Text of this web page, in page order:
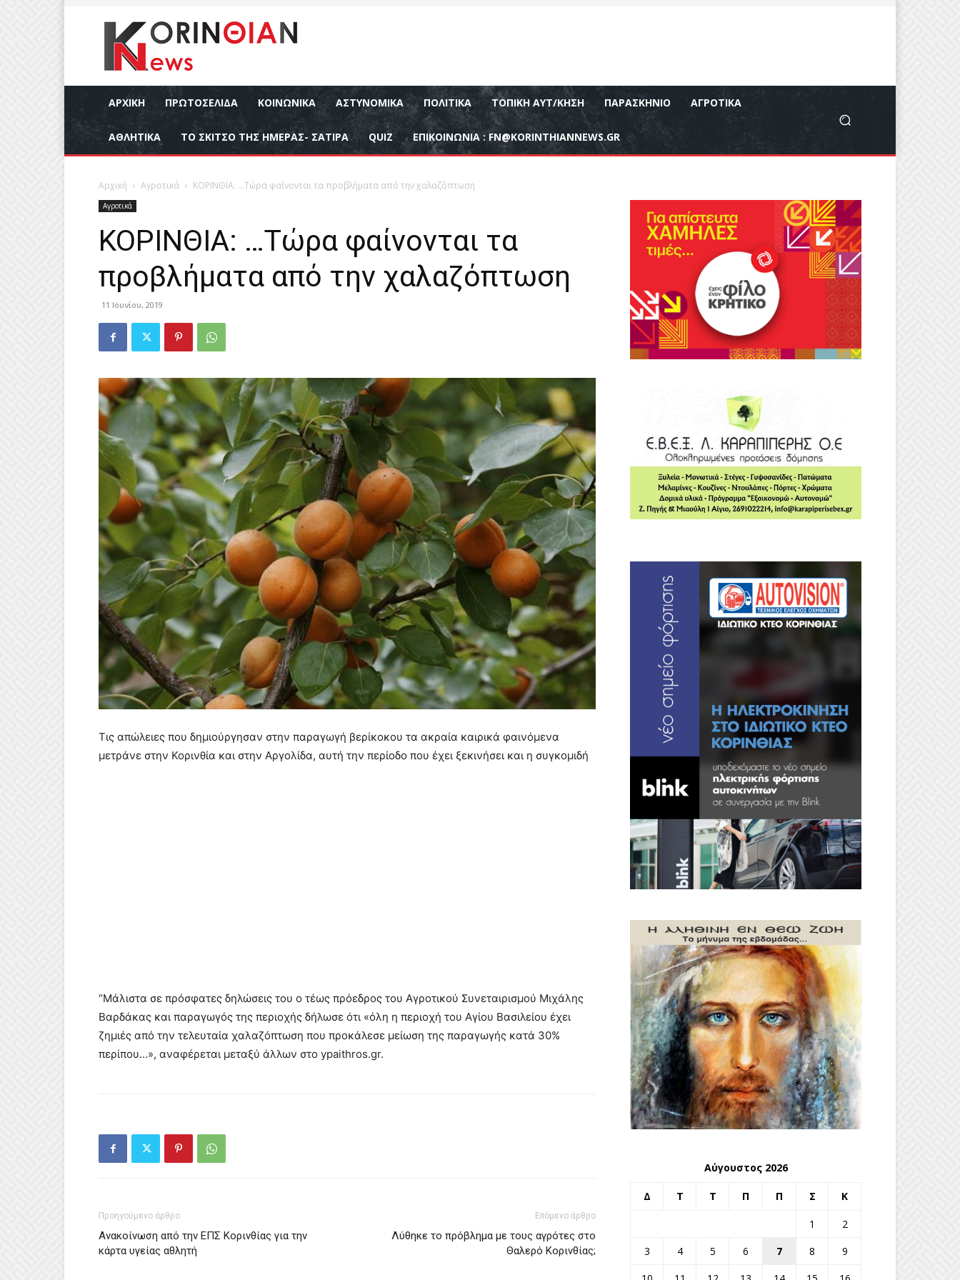
ΑΡΧΙΚΉ ΠΡΩΤΟΣΕΛΙΔΑ ΚΟΙΝΩΝΙΚΆ ΑΣΤΥΝΟΜΙΚΆ ΠΟΛΙΤΙΚΆ ΤΟΠΙΚΉ ΑΥΤ/ΚΗΣΗ ΠΑΡΑΣΚΉΝΙΟ ΑΓΡΟΤΙΚΆ
ΑΘΛΗΤΙΚΆ ΤΟ ΣΚΙΤΣΟ ΤΗΣ ΗΜΕΡΑΣ- ΣΑΤΙΡΑ QUIZ ΕΠΙΚΟΙΝΩΝΊΑ : FN@KORINTHIANNEWS.GR
Αρχική Αγροτικά ΚΟΡΙΝΘΙΑ: …Τώρα φαίνονται τα προβλήματα από την χαλαζόπτωση
Αγροτικά
ΚΟΡΙΝΘΙΑ: …Τώρα φαίνονται τα
προβλήματα από την χαλαζόπτωση
11 Ιουνίου, 2019
Τις απώλειες που δημιούργησαν στην παραγωγή βερίκοκου τα ακραία καιρικά φαινόμενα
μετράνε στην Κορινθία και στην Αργολίδα, αυτή την περίοδο που έχει ξεκινήσει και η συγκομιδή
“Μάλιστα σε πρόσφατες δηλώσεις του ο τέως πρόεδρος του Αγροτικού Συνεταιρισμού Μιχάλης
Βαρδάκας και παραγωγός της περιοχής δήλωσε ότι «όλη η περιοχή του Αγίου Βασιλείου έχει
ζημιές από την τελευταία χαλαζόπτωση που προκάλεσε μείωση της παραγωγής κατά 30%
περίπου…», αναφέρεται μεταξύ άλλων στο ypaithros.gr.
Προηγούμενο άρθρο
Ανακοίνωση από την ΕΠΣ Κορινθίας για την
κάρτα υγείας αθλητή
Επόμενο άρθρο
Λύθηκε το πρόβλημα με τους αγρότες στο
Θαλερό Κορινθίας;
Αύγουστος 2026
Δ Τ Τ Π Π Σ Κ
1
2
3
4 5 6 7 8
9